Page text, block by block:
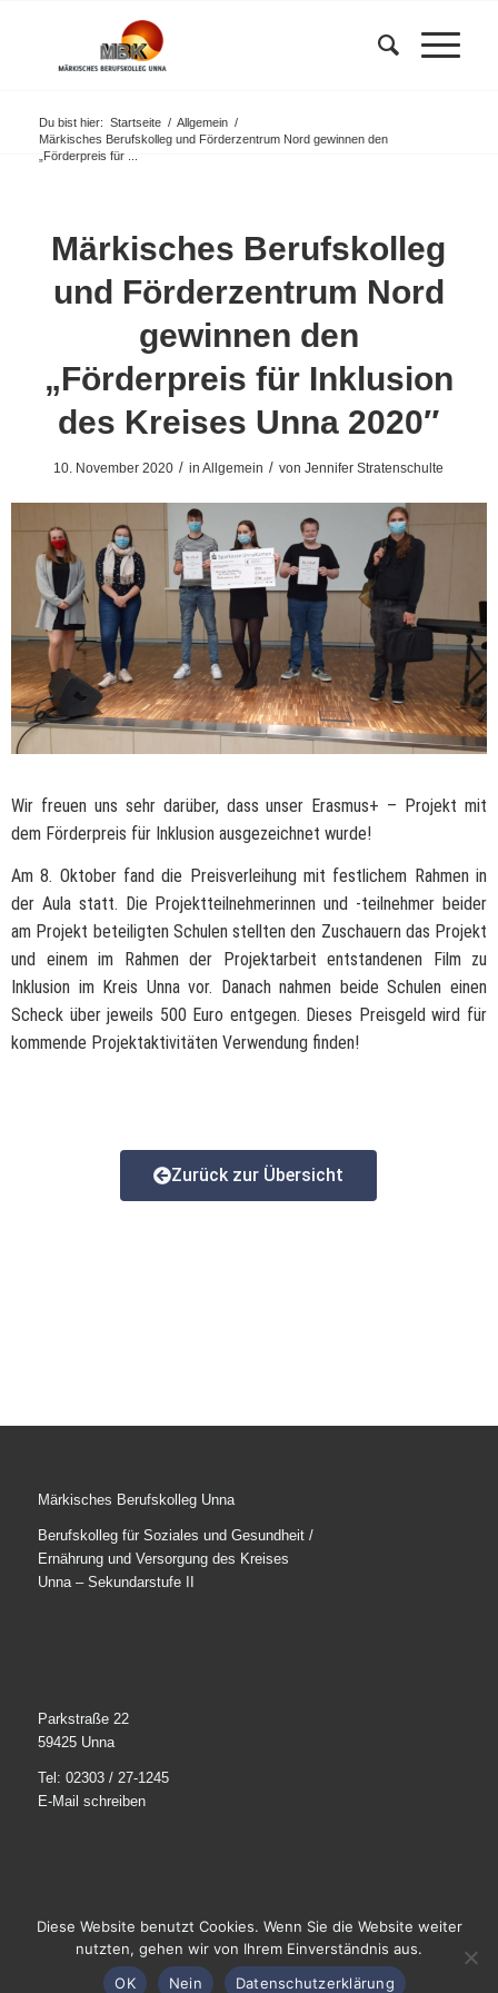
Du bist hier: Startseite / Allgemein /
Märkisches Berufskolleg und Förderzentrum Nord gewinnen den
„Förderpreis für ...
Märkisches Berufskolleg
und Förderzentrum Nord
gewinnen den
„Förderpreis für Inklusion
des Kreises Unna 2020″
10. November 2020 / inAllgemein / vonJennifer Stratenschulte
Wir freuen uns sehr darüber, dass unser Erasmus+ – Projekt mit
dem Förderpreis für Inklusion ausgezeichnet wurde!
Am 8. Oktober fand die Preisverleihung mit festlichem Rahmen in
der Aula statt. Die Projektteilnehmerinnen und -teilnehmer beider
am Projekt beteiligten Schulen stellten den Zuschauern das Projekt
und einem im Rahmen der Projektarbeit entstandenen Film zu
Inklusion im Kreis Unna vor. Danach nahmen beide Schulen einen
Scheck über jeweils 500 Euro entgegen. Dieses Preisgeld wird für
kommende Projektaktivitäten Verwendung finden!
Zurück zur Übersicht
Märkisches Berufskolleg Unna
Berufskolleg für Soziales und Gesundheit /
Ernährung und Versorgung des Kreises
Unna – Sekundarstufe II
Parkstraße 22
59425 Unna
Tel: 02303 / 27-1245
E-Mail schreiben
© 2025Märkisches Berufskolleg Unna. Alle Rechte
vorbehalten.
Diese Website benutzt Cookies. Wenn Sie die Website weiter
nutzten, gehen wir von Ihrem Einverständnis aus.
OK
Nein Datenschutzerklärung